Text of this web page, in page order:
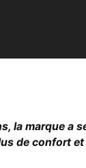
la marque a
de confort